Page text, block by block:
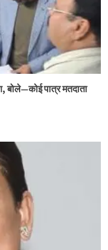
बोले—कोई पात्र मतदाता